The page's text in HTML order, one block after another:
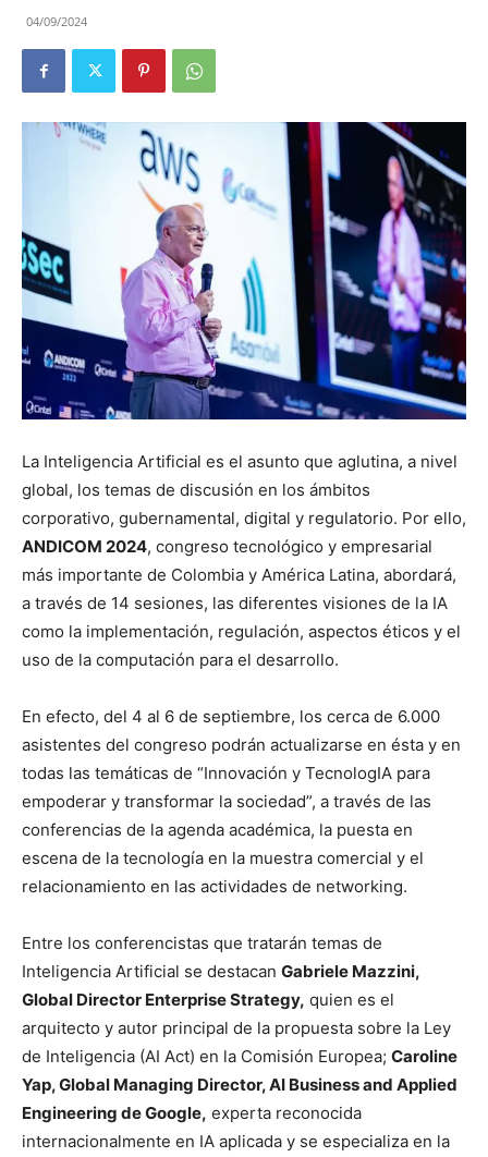
04/09/2024
La Inteligencia Artificial es el asunto que aglutina, a nivel
global, los temas de discusión en los ámbitos
corporativo, gubernamental, digital y regulatorio. Por ello,
ANDICOM 2024, congreso tecnológico y empresarial
más importante de Colombia y América Latina, abordará,
a través de 14 sesiones, las diferentes visiones de la IA
como la implementación, regulación, aspectos éticos y el
uso de la computación para el desarrollo.
En efecto, del 4 al 6 de septiembre, los cerca de 6.000
asistentes del congreso podrán actualizarse en ésta y en
todas las temáticas de “Innovación y TecnologIA para
empoderar y transformar la sociedad”, a través de las
conferencias de la agenda académica, la puesta en
escena de la tecnología en la muestra comercial y el
relacionamiento en las actividades de networking.
Entre los conferencistas que tratarán temas de
Inteligencia Artificial se destacan Gabriele Mazzini,
Global Director Enterprise Strategy, quien es el
arquitecto y autor principal de la propuesta sobre la Ley
de Inteligencia (AI Act) en la Comisión Europea; Caroline
Yap, Global Managing Director, AI Business and Applied
Engineering de Google, experta reconocida
internacionalmente en IA aplicada y se especializa en la